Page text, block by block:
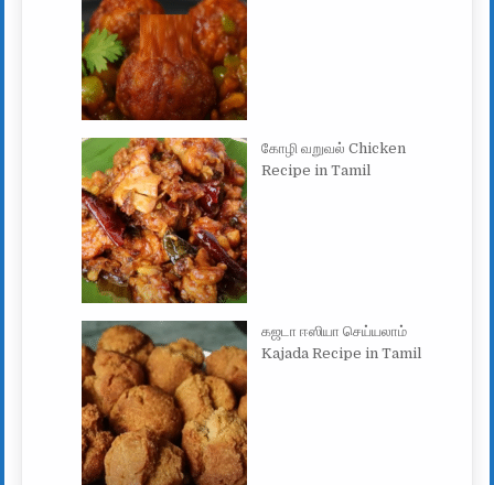
கோழி வறுவல் Chicken
Recipe in Tamil
கஜடா ஈஸியா செய்யலாம்
Kajada Recipe in Tamil